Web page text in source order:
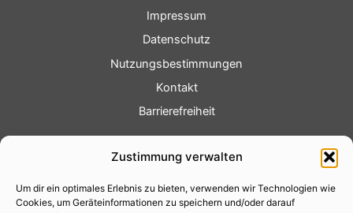
Zustimmung verwalten
Um dir ein optimales Erlebnis zu bieten, verwenden wir Technologien wie
Cookies, um Geräteinformationen zu speichern und/oder darauf
Impressum
Datenschutz
Nutzungsbestimmungen
Kontakt
Barrierefreiheit
Fotoservice
Videoservice